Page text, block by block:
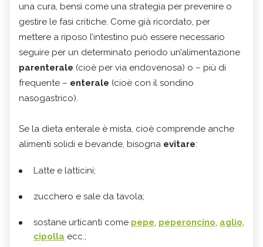
una cura, bensì come una strategia per prevenire o
gestire le fasi critiche. Come già ricordato, per
mettere a riposo l’intestino può essere necessario
seguire per un determinato periodo un’alimentazione
parenterale (cioè per via endovenosa) o – più di
frequente – enterale (cioè con il sondino
nasogastrico).
Se la dieta enterale è mista, cioè comprende anche
alimenti solidi e bevande, bisogna evitare:
Latte e latticini;
zucchero e sale da tavola;
sostane urticanti come pepe peperoncino aglio
cipolla ecc.;